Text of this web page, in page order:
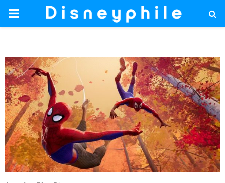
PRIMARY